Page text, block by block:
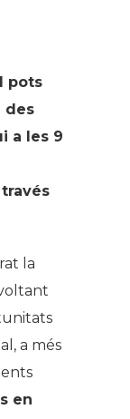
pots
des
a les 9
la
a més
en